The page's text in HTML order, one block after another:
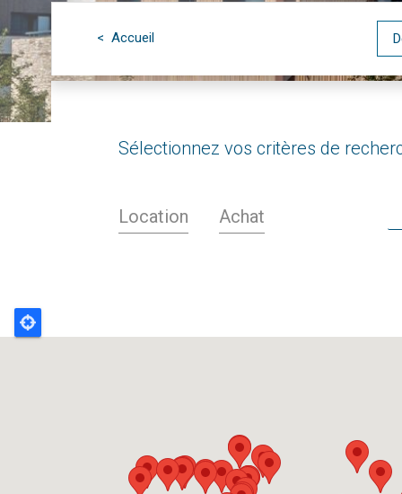
< Accueil
Sélectionnez vos critères de
Location Achat